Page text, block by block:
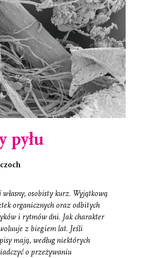
pyłu
własny, osobisty kurz. Wyjątkową
organicznych oraz odbitych
i rytmów dni. Jak charakter
z biegiem lat. Jeśli
mają, według niektórych
o przeżywaniu